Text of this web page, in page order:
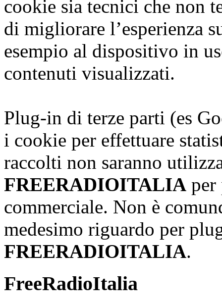
cookie sia tecnici che non
di migliorare l’esperienza
esempio al dispositivo in
contenuti visualizzati.
Plug-in di terze parti (es
i cookie per effettuare
raccolti non saranno
FREERADIOITALIA per
commerciale. Non è
medesimo riguardo per
FREERADIOITALIA.
FreeRadioItalia